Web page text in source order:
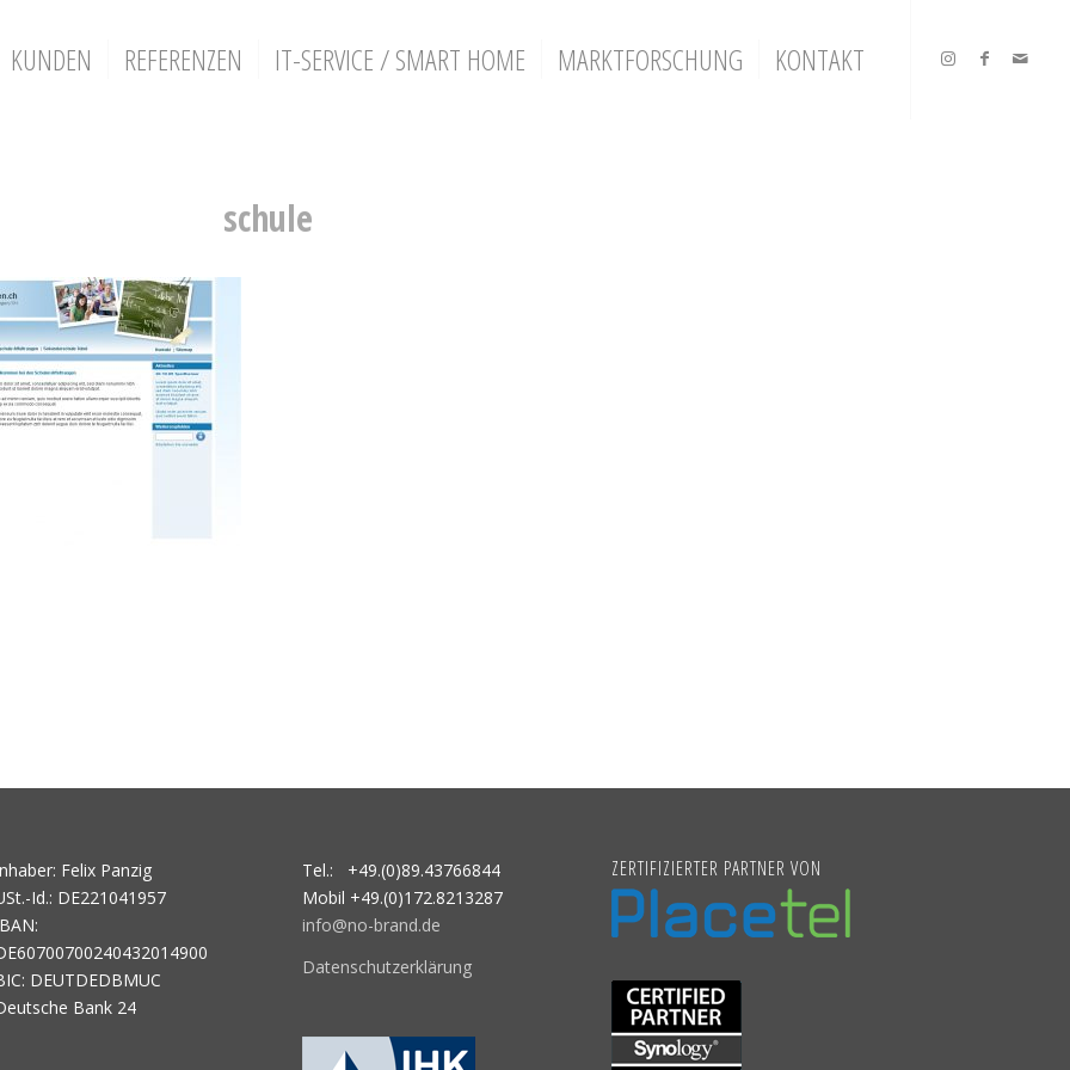
KUNDEN REFERENZEN IT-SERVICE / SMART HOME MARKTFORSCHUNG KONTAKT
schule
Felix Panzig
Id.: DE221041957
DEUTDEDBMUC
Bank 24
Tel.: +49.(0)89.43766844
Mobil +49.(0)172.8213287
info@no-brand.de
Datenschutzerklärung
ZERTIFIZIERTER PARTNER VON